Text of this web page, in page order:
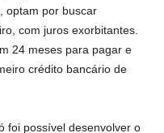
optam por buscar
com juros exorbitantes.
24 meses para pagar e
crédito bancário de
foi possível desenvolver o